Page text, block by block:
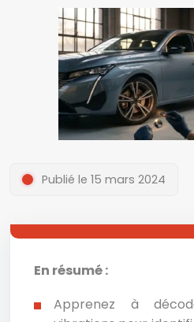
Publié le 15 mars 2024
En résumé :
Apprenez à